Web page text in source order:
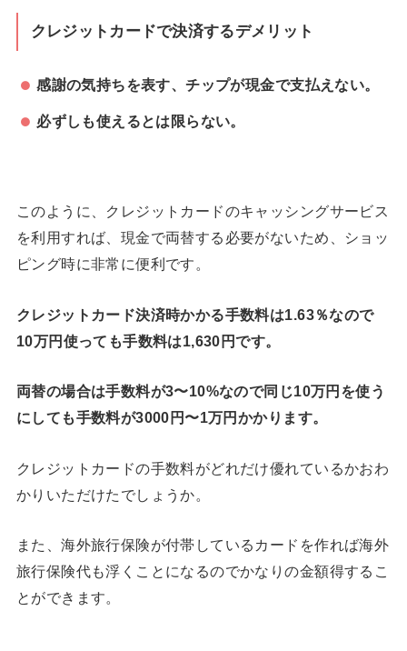
クレジットカードで決済するデメリット
感謝の気持ちを表す、チップが現金で支払えない。
必ずしも使えるとは限らない。
このように、クレジットカードのキャッシングサービス
を利用すれば、現金で両替する必要がないため、ショッ
ピング時に非常に便利です。
クレジットカード決済時かかる手数料は1.63％なので
10万円使っても手数料は1,630円です。
両替の場合は手数料が3〜10%なので同じ10万円を使う
にしても手数料が3000円〜1万円かかります。
クレジットカードの手数料がどれだけ優れているかおわ
かりいただけたでしょうか。
また、海外旅行保険が付帯しているカードを作れば海外
旅行保険代も浮くことになるのでかなりの金額得するこ
とができます。